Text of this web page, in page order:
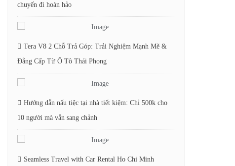
chuyến đi hoàn hảo
Tera V8 2 Chỗ Trả Góp: Trải Nghiệm Mạnh Mẽ &
Đẳng Cấp Từ Ô Tô Thái Phong
Hướng dẫn nấu tiệc tại nhà tiết kiệm: Chỉ 500k cho
10 người mà vẫn sang chảnh
Seamless Travel with Car Rental Ho Chi Minh